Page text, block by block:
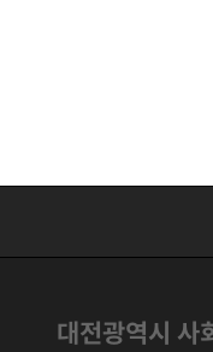
대전광역시 사